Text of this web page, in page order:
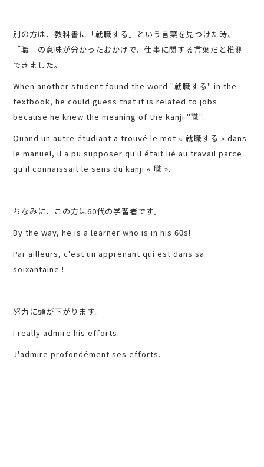
別の方は、教科書に「就職する」という言葉を見つけた時、
「職」の意味が分かったおかげで、仕事に関する言葉だと推測
できました。
When another student found the word "就職する" in the
textbook, he could guess that it is related to jobs
because he knew the meaning of the kanji "職".
Quand un autre étudiant a trouvé le mot « 就職する » dans
le manuel, il a pu supposer qu'il était lié au travail parce
qu'il connaissait le sens du kanji « 職 ».
ちなみに、この方は60代の学習者です。
By the way, he is a learner who is in his 60s!
Par ailleurs, c'est un apprenant qui est dans sa
soixantaine !
努力に頭が下がります。
I really admire his efforts.
J'admire profondément ses efforts.